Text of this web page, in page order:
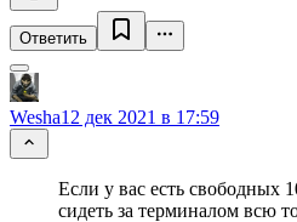
Ответить
Wesha12 дек 2021 в 17:59
Если у вас есть свободных
сидеть за терминалом всю